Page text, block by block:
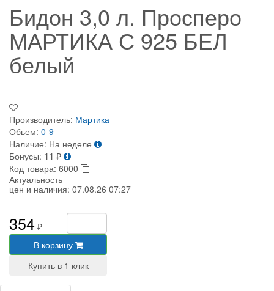
Бидон 3,0 л. Просперо
МАРТИКА С 925 БЕЛ
белый
Производитель: Мартика
Обьем: 0-9
Наличие: На неделе
Бонусы: 11 ₽
Код товара: 6000
Актуальность
цен и наличия: 07.08.26 07:27
354 ₽
В корзину